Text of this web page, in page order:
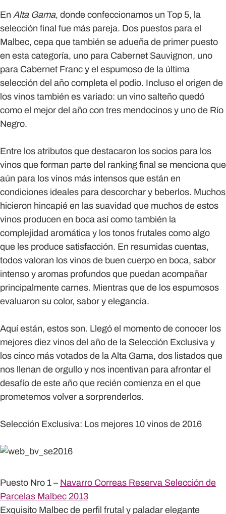
En Alta Gama, donde confeccionamos un Top 5, la
selección final fue más pareja. Dos puestos para el
Malbec, cepa que también se adueña de primer puesto
en esta categoría, uno para Cabernet Sauvignon, uno
para Cabernet Franc y el espumoso de la última
selección del año completa el podio. Incluso el origen de
los vinos también es variado: un vino salteño quedó
como el mejor del año con tres mendocinos y uno de Río
Negro.
Entre los atributos que destacaron los socios para los
vinos que forman parte del ranking final se menciona que
aún para los vinos más intensos que están en
condiciones ideales para descorchar y beberlos. Muchos
hicieron hincapié en las suavidad que muchos de estos
vinos producen en boca así como también la
complejidad aromática y los tonos frutales como algo
que les produce satisfacción. En resumidas cuentas,
todos valoran los vinos de buen cuerpo en boca, sabor
intenso y aromas profundos que puedan acompañar
principalmente carnes. Mientras que de los espumosos
evaluaron su color, sabor y elegancia.
Aquí están, estos son. Llegó el momento de conocer los
mejores diez vinos del año de la Selección Exclusiva y
los cinco más votados de la Alta Gama, dos listados que
nos llenan de orgullo y nos incentivan para afrontar el
desafío de este año que recién comienza en el que
prometemos volver a sorprenderlos.
Selección Exclusiva: Los mejores 10 vinos de 2016
Puesto Nro 1 – Navarro Correas Reserva Selección de
Parcelas Malbec 2013
Exquisito Malbec de perfil frutal y paladar elegante